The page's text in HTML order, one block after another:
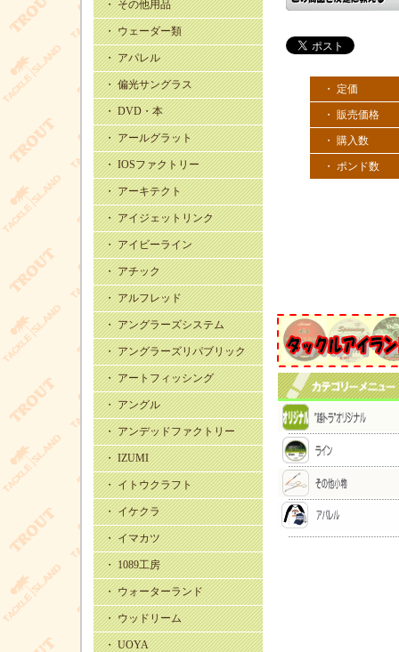
・ その他用品
・ ウェーダー類
・ アパレル
・ 偏光サングラス
・ DVD・本
・ アールグラット
・ IOSファクトリー
・ アーキテクト
・ アイジェットリンク
・ アイビーライン
・ アチック
・ アルフレッド
・ アングラーズシステム
・ アングラーズリパブリック
・ アートフィッシング
・ アングル
・ アンデッドファクトリー
・ IZUMI
・ イトウクラフト
・ イケクラ
・ イマカツ
・ 1089工房
・ ウォーターランド
・ ウッドリーム
・ UOYA
・ 定価
・ 販売価格
・ 購入数
・ ポンド数